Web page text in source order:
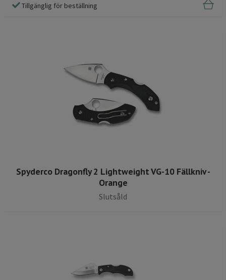
Tillgänglig för beställning
Spyderco Dragonfly 2 Lightweight VG-10 Fällkniv -
Orange
Slutsåld